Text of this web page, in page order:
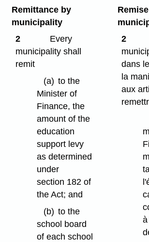
Remittance by
municipality
2
Every
municipality shall
remit
(a) to the
Minister of
Finance, the
amount of the
education
support levy
as determined
under
section 182 of
the Act; and
(b) to the
school board
of each school
2
dans
la
aux